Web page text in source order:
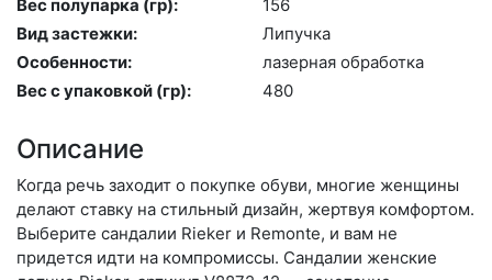
Вес полупарка (гр):
156
Вид застежки:
Ли­пуч­ка
Особенности:
ла­зер­ная об­ра­бот­ка
Вес с упаковкой (гр):
480
Описание
Когда речь заходит о покупке обуви, многие женщины
делают ставку на стильный дизайн, жертвуя комфортом.
Выберите сан­да­лии Rieker и Remonte, и вам не
придется идти на компромиссы. Сандалии женские